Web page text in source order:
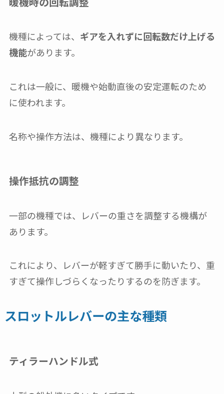
機種によっては、 ギアを入れずに回転数だけ上げる
機能があります。
これは一般に、暖機や始動直後の安定運転のため
に使われます。
名称や操作方法は、機種により異なります。
操作抵抗の調整
一部の機種では、レバーの重さを調整する機構が
あります。
これにより、レバーが軽すぎて勝手に動いたり、重
すぎて操作しづらくなったりするのを防ぎます。
スロットルレバーの主な種類
ティラーハンドル式